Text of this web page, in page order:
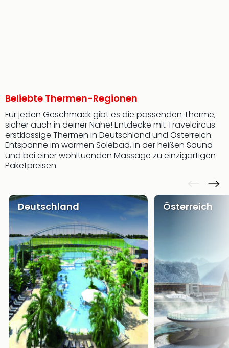
Beliebte Thermen-Regionen
Für jeden Geschmack gibt es die passenden Therme,
sicher auch in deiner Nähe! Entdecke mit Travelcircus
erstklassige Thermen in Deutschland und Österreich.
Entspanne im warmen Solebad, in der heißen Sauna
und bei einer wohltuenden Massage zu einzigartigen
Paketpreisen.
Deutschland Österreich